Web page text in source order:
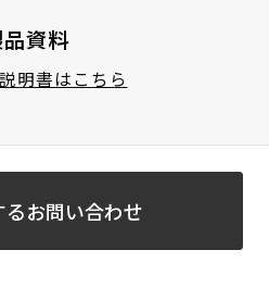
資料
明書はこちら
お問い合わせ